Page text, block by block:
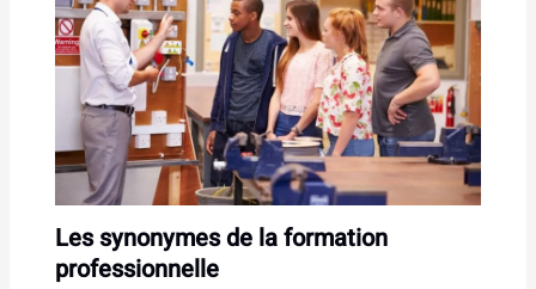
Les synonymes de la formation
professionnelle